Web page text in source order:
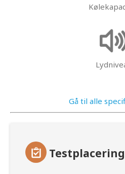
Gå til alle
Testplacering